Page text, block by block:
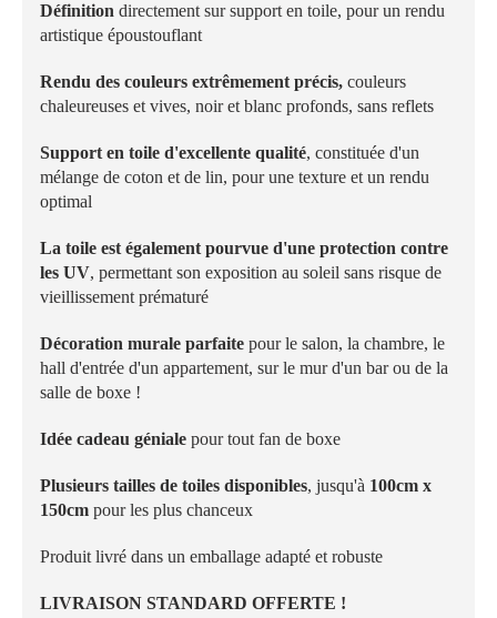
Définition directement sur support en toile, pour un rendu
artistique époustouflant
Rendu des couleurs extrêmement précis, couleurs
chaleureuses et vives, noir et blanc profonds, sans reflets
Support en toile d'excellente qualité, constituée d'un
mélange de coton et de lin, pour une texture et un rendu
optimal
La toile est également pourvue d'une protection contre
les UV, permettant son exposition au soleil sans risque de
vieillissement prématuré
Décoration murale parfaite pour le salon, la chambre, le
hall d'entrée d'un appartement, sur le mur d'un bar ou de la
salle de boxe !
Idée cadeau géniale pour tout fan de boxe
Plusieurs tailles de toiles disponibles, jusqu'à 100cm x
150cm pour les plus chanceux
Produit livré dans un emballage adapté et robuste
LIVRAISON STANDARD OFFERTE !